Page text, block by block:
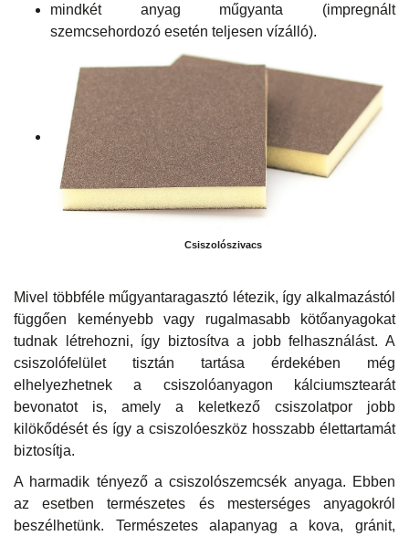
mindkét anyag műgyanta (impregnált
szemcsehordozó esetén teljesen vízálló).
Csiszolószivacs
Mivel többféle műgyantaragasztó létezik, így alkalmazástól
függően keményebb vagy rugalmasabb kötőanyagokat
tudnak létrehozni, így biztosítva a jobb felhasználást. A
csiszolófelület tisztán tartása érdekében még
elhelyezhetnek a csiszolóanyagon kálciumsztearát
bevonatot is, amely a keletkező csiszolatpor jobb
kilökődését és így a csiszolóeszköz hosszabb élettartamát
biztosítja.
A harmadik tényező a csiszolószemcsék anyaga. Ebben
az esetben természetes és mesterséges anyagokról
beszélhetünk. Természetes alapanyag a kova, gránit,